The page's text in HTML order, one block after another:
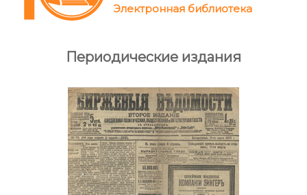
Электронная библиотека
Периодические издания